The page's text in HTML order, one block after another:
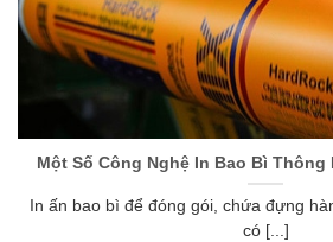
Một Số Công Nghệ In Bao Bì Thông
In ấn bao bì để đóng gói, chứa đựng
có [...]